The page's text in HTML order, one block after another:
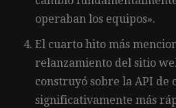
operaban los equipos».
El cuarto hito más
relanzamiento del sitio
construyó sobre la API de
significativamente más